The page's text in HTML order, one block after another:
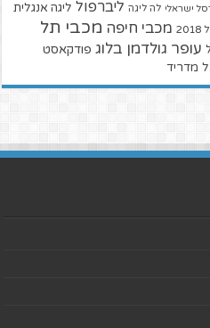
ישראלי לה ליגה ליברפול ליגה אנגלית
מכבי חיפה מכבי תל
עופר גולדמן בלוג פודקאסט
מדריד